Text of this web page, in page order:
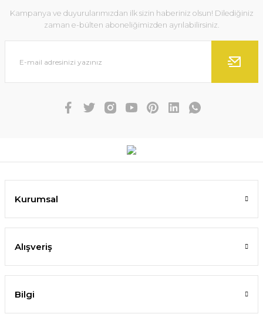
Kampanya ve duyurularımızdan ilk sizin haberiniz olsun! Dilediğiniz
zaman e-bülten aboneliğimizden ayrılabilirsiniz.
Kurumsal
Alışveriş
Bilgi